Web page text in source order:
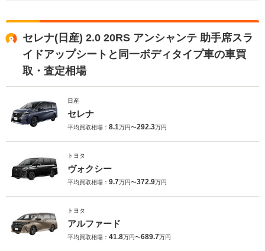
セレナ(日産) 2.0 20RS アンシャンテ 助手席スラ
イドアップシートと同一ボディタイプ車の車買
取・査定相場
日産
セレナ
平均買取相場： 8.1万円〜292.3万円
トヨタ
ヴォクシー
平均買取相場： 9.7万円〜372.9万円
トヨタ
アルファード
平均買取相場： 41.8万円〜689.7万円